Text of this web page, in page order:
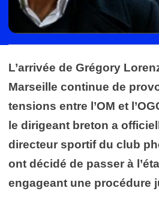
L’arrivée de Grégory
Marseille continue de
tensions entre l’OM et
le dirigeant breton a
directeur sportif du club
ont décidé de passer à
engageant une procédure